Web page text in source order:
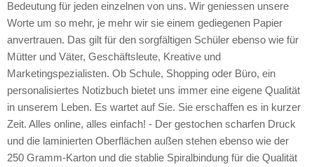
Bedeutung für jeden einzelnen von uns. Wir geniessen unsere
Worte um so mehr, je mehr wir sie einem gediegenen Papier
anvertrauen. Das gilt für den sorgfältigen Schüler ebenso wie für
Mütter und Väter, Geschäftsleute, Kreative und
Marketingspezialisten. Ob Schule, Shopping oder Büro, ein
personalisiertes Notizbuch bietet uns immer eine eigene Qualität
in unserem Leben. Es wartet auf Sie. Sie erschaffen es in kurzer
Zeit. Alles online, alles einfach! - Der gestochen scharfen Druck
und die laminierten Oberflächen außen stehen ebenso wie der
250 Gramm-Karton und die stablie Spiralbindung für die Qualität